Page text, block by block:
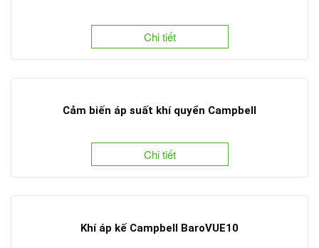
Chi tiết
Cảm biến áp suất khí quyển Campbell
Chi tiết
Khí áp kế Campbell BaroVUE10